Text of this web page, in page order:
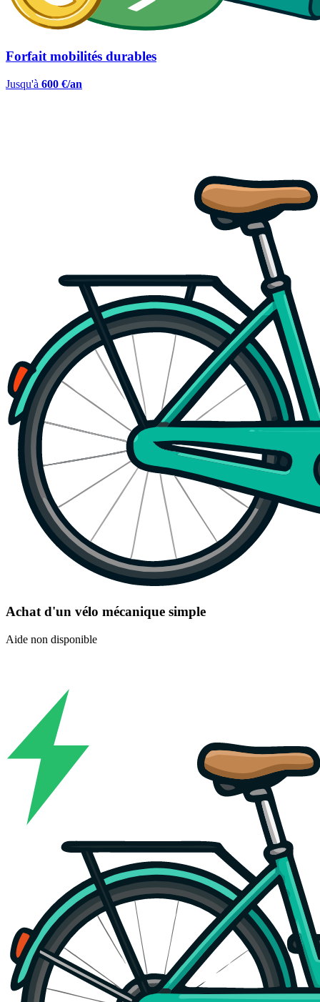
Forfait mobilités durables
Jusqu'à 600 €/an
Achat d'un vélo mécanique simple
Aide non disponible